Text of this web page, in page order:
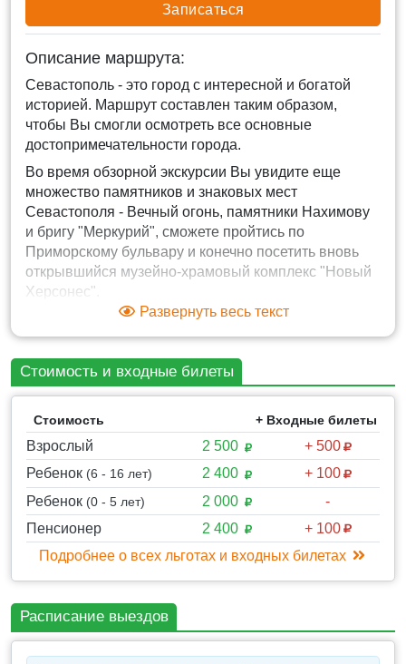
Записаться
Описание маршрута:
Севастополь - это город с интересной и богатой
историей. Маршрут составлен таким образом,
чтобы Вы смогли осмотреть все основные
достопримечательности города.
Во время обзорной экскурсии Вы увидите еще
множество памятников и знаковых мест
Севастополя - Вечный огонь, памятники Нахимову
и бригу "Меркурий", сможете пройтись по
Приморскому бульвару и конечно посетить вновь
открывшийся музейно-храмовый комплекс "Новый
Херсонес".
✔ Экскурсионная программа начинается из Ялты.
Маршрут к городу проходит по трассе Ялта-
Севастополь. Дорога занимает чуть больше 1,5
часа. Протяжённость маршрута 85 км.
Экскурсовод будет сопровождать вас на
протяжении всего путешествия, рассказывать
легенды, события о достопримечательностях и
живописных местах, которые вы посетите.
✔ Прогулка по центральной набережной
Севастополя - Графская пристань, Памятник
Нахимова. Знаковые места в истории города,
которые откроют вам свои тайны.
Далее на автобусе вы направляетесь ко входу в
Развернуть весь текст
Стоимость и входные билеты
Стоимость + Входные билеты
Взрослый 2 500
+ 500
Ребенок (6 - 16 лет) 2 400
+ 100
Ребенок (0 - 5 лет) 2 000
-
Пенсионер
2 400
+ 100
Подробнее о всех льготах и входных билетах
Расписание выездов